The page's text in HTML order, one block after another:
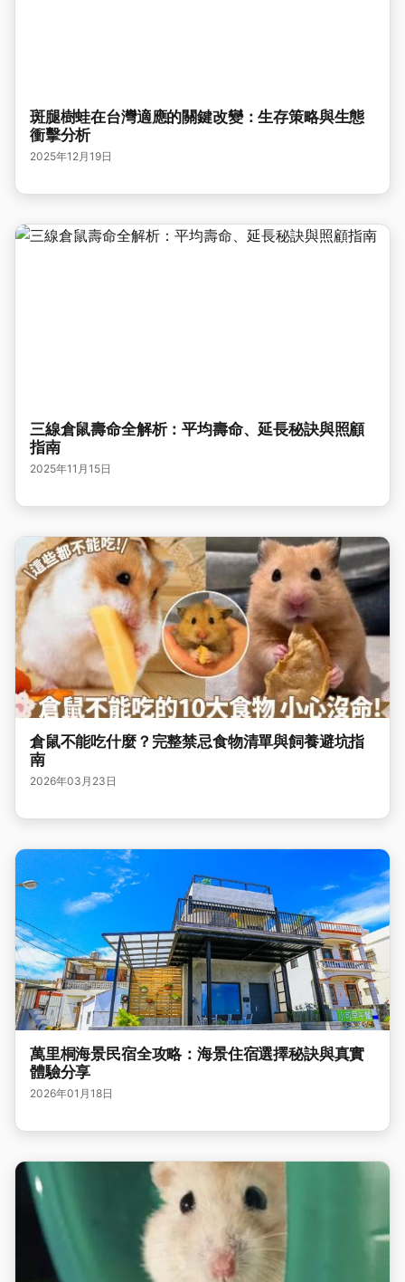
斑腿樹蛙在台灣適應的關鍵改變：生存策略與生態
衝擊分析
2025年12月19日
三線倉鼠壽命全解析：平均壽命、延長秘訣與照顧
指南
2025年11月15日
倉鼠不能吃什麼？完整禁忌食物清單與飼養避坑指
南
2026年03月23日
萬里桐海景民宿全攻略：海景住宿選擇秘訣與真實
體驗分享
2026年01月18日